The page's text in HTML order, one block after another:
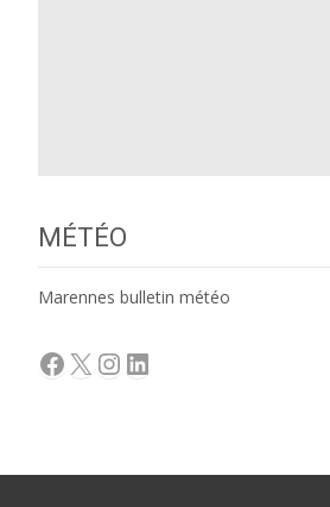
MÉTÉO
Marennes bulletin météo
Facebook
X Instagram
LinkedIn